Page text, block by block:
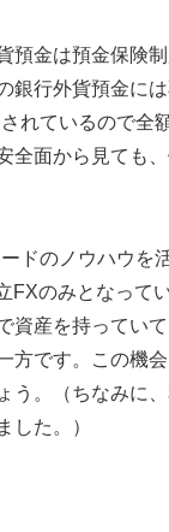
預金は預金保険
銀行外貨預金には
れているので全
全面から見ても
ドのノウハウを
FXのみとなって
資産を持ってい
方です。この機
う。（ちなみに
した。）